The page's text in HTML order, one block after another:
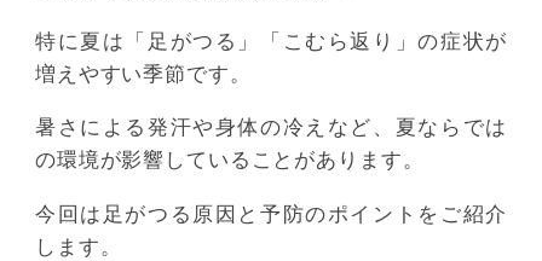
特に夏は「足がつる」「こむら返り」の症状が
増えやすい季節です。
暑さによる発汗や身体の冷えなど、夏ならでは
の環境が影響していることがあります。
今回は足がつる原因と予防のポイントをご紹介
します。